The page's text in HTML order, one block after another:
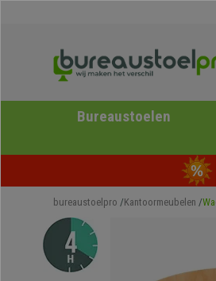
Bureaustoelen
bureaustoelpro Kantoormeubelen